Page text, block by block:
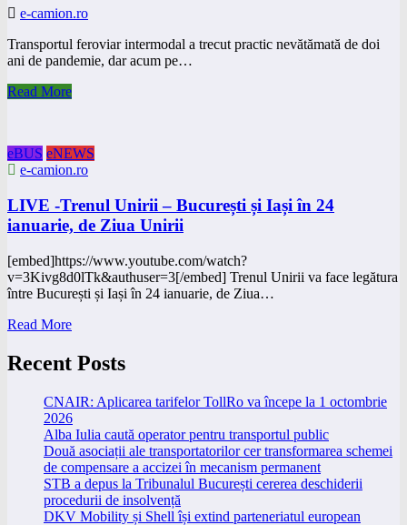
e-camion.ro
Transportul feroviar intermodal a trecut practic nevătămată de doi
ani de pandemie, dar acum pe…
Read More
eBUS eNEWS
e-camion.ro
LIVE -Trenul Unirii – București și Iași în 24
ianuarie, de Ziua Unirii
[embed]https://www.youtube.com/watch?
v=3Kivg8d0lTk&authuser=3[/embed] Trenul Unirii va face legătura
între București și Iași în 24 ianuarie, de Ziua…
Read More
Recent Posts
CNAIR: Aplicarea tarifelor TollRo va începe la 1 octombrie
2026
Alba Iulia caută operator pentru transportul public
Două asociații ale transportatorilor cer transformarea schemei
de compensare a accizei în mecanism permanent
STB a depus la Tribunalul București cererea deschiderii
procedurii de insolvență
DKV Mobility și Shell își extind parteneriatul european